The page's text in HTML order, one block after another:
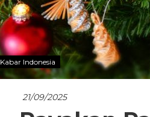
Kabar Indonesia
21/09/2025